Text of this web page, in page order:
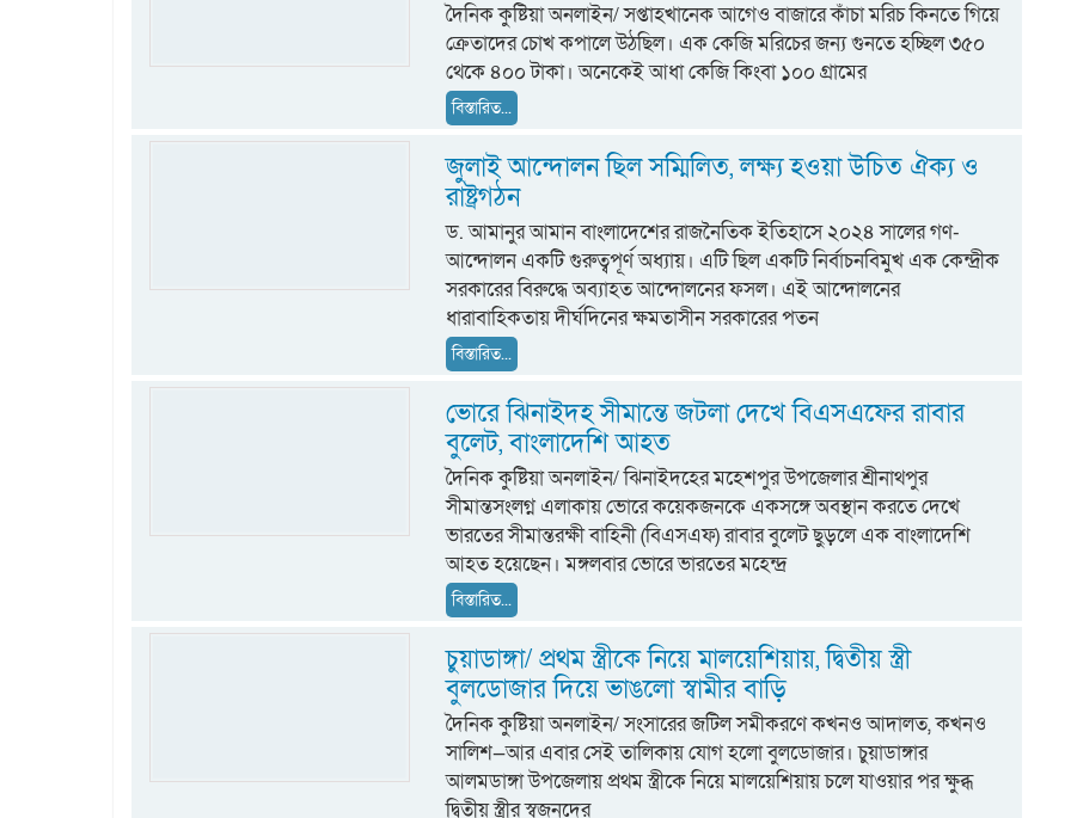
দৈনিক কুষ্টিয়া অনলাইন/ সপ্তাহখানেক আগেও বাজারে কাঁচা মরিচ কিনতে গিয়ে
ক্রেতাদের চোখ কপালে উঠছিল। এক কেজি মরিচের জন্য গুনতে হচ্ছিল ৩৫০
থেকে ৪০০ টাকা। অনেকেই আধা কেজি কিংবা ১০০ গ্রামের
বিস্তারিত...
জুলাই আন্দোলন ছিল সম্মিলিত, লক্ষ্য হওয়া উচিত ঐক্য ও
রাষ্ট্রগঠন
ড. আমানুর আমান বাংলাদেশের রাজনৈতিক ইতিহাসে ২০২৪ সালের গণ-
আন্দোলন একটি গুরুত্বপূর্ণ অধ্যায়। এটি ছিল একটি নির্বাচনবিমুখ এক কেন্দ্রীক
সরকারের বিরুদ্ধে অব্যাহত আন্দোলনের ফসল। এই আন্দোলনের
ধারাবাহিকতায় দীর্ঘদিনের ক্ষমতাসীন সরকারের পতন
বিস্তারিত...
ভোরে ঝিনাইদহ সীমান্তে জটলা দেখে বিএসএফের রাবার
বুলেট, বাংলাদেশি আহত
দৈনিক কুষ্টিয়া অনলাইন/ ঝিনাইদহের মহেশপুর উপজেলার শ্রীনাথপুর
সীমান্তসংলগ্ন এলাকায় ভোরে কয়েকজনকে একসঙ্গে অবস্থান করতে দেখে
ভারতের সীমান্তরক্ষী বাহিনী (বিএসএফ) রাবার বুলেট ছুড়লে এক বাংলাদেশি
আহত হয়েছেন। মঙ্গলবার ভোরে ভারতের মহেন্দ্র
বিস্তারিত...
চুয়াডাঙ্গা/ প্রথম স্ত্রীকে নিয়ে মালয়েশিয়ায়, দ্বিতীয় স্ত্রী
বুলডোজার দিয়ে ভাঙলো স্বামীর বাড়ি
দৈনিক কুষ্টিয়া অনলাইন/ সংসারের জটিল সমীকরণে কখনও আদালত, কখনও
সালিশ—আর এবার সেই তালিকায় যোগ হলো বুলডোজার। চুয়াডাঙ্গার
আলমডাঙ্গা উপজেলায় প্রথম স্ত্রীকে নিয়ে মালয়েশিয়ায় চলে যাওয়ার পর ক্ষুব্ধ
দ্বিতীয় স্ত্রীর স্বজনদের